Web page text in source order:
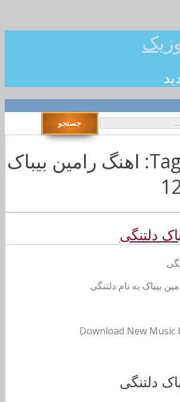
Tag Archives: اهنگ رامین بیباک
دلتنگی
Download New Music
دلتنگی